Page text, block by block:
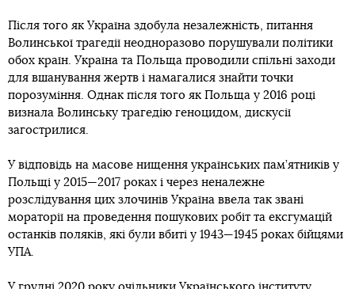
Після того як Україна здобула незалежність, питання
Волинської трагедії неодноразово порушували політики
обох країн. Україна та Польща проводили спільні заходи
для вшанування жертв і намагалися знайти точки
порозуміння. Однак після того як Польща у 2016 році
визнала Волинську трагедію геноцидом, дискусії
загострилися.
У відповідь на масове нищення українських пам’ятників у
Польщі у 2015—2017 роках і через неналежне
розслідування цих злочинів Україна ввела так звані
мораторії на проведення пошукових робіт та ексгумацій
останків поляків, які були вбиті у 1943—1945 роках бійцями
УПА.